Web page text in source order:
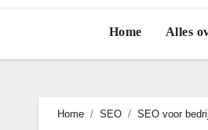
Home Alles
Home SEO SEO voor